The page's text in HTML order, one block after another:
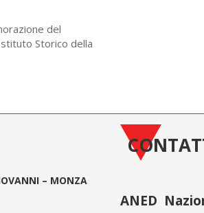
del
Storico della
– MONZA
ANED